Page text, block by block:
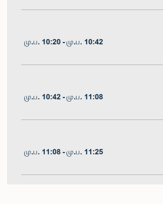
மு.ப. 10:20 - மு.ப. 10:42
மு.ப. 10:42 - மு.ப. 11:08
மு.ப. 11:08 - மு.ப. 11:25